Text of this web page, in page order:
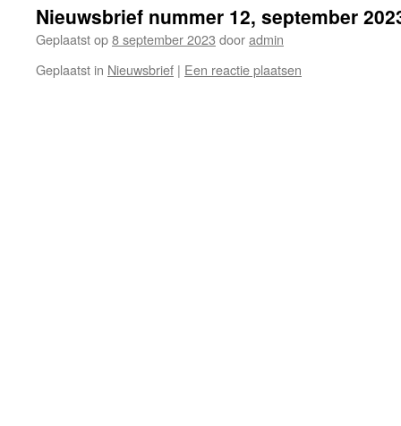
Nieuwsbrief nummer 12, september
Geplaatst op8 september 2023 dooradmin
Geplaatst in Nieuwsbrief | Een reactie plaatsen